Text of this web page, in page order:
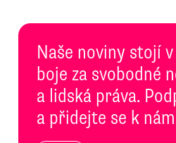
Naše noviny stojí
boje za svobodné
a lidská práva.
a přidejte se k